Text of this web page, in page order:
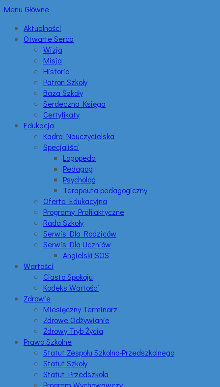
Menu Główne
Aktualności
Otwarte Serca
Wizja
Misja
Historia
Patron Szkoły
Baza Szkoły
Serdeczna Księga
Certyfikaty
Edukacja
Kadra Nauczycielska
Specjaliści
Logopeda
Pedagog
Psycholog
Terapeuta pedagogiczny
Oferta Edukacyjna
Programy Profilaktyczne
Rada Szkoły
Serwis Dla Rodziców
Serwis Dla Uczniów
Angielski SOS
Wartości
Ciasto Spokoju
Kodeks Wartości
Zdrowie
Miesięczny Terminarz
Zdrowe Odżywianie
Zdrowy Tryb Życia
Prawo Szkolne
Statut Zespołu Szkolno-Przedszkolnego
Statut Szkoły
Statut Przedszkola
Program Wychowawczy